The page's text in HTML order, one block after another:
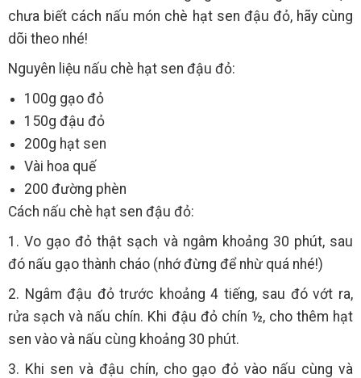
chưa biết cách nấu món chè hạt sen đậu đỏ, hãy cùng
dõi theo nhé!
Nguyên liệu nấu chè hạt sen đậu đỏ:
100g gạo đỏ
150g đậu đỏ
200g hạt sen
Vài hoa quế
200 đường phèn
Cách nấu chè hạt sen đậu đỏ:
1. Vo gạo đỏ thật sạch và ngâm khoảng 30 phút, sau
đó nấu gạo thành cháo (nhớ đừng để nhừ quá nhé!)
2. Ngâm đậu đỏ trước khoảng 4 tiếng, sau đó vớt ra,
rửa sạch và nấu chín. Khi đậu đỏ chín ½, cho thêm hạt
sen vào và nấu cùng khoảng 30 phút.
3. Khi sen và đậu chín, cho gạo đỏ vào nấu cùng và